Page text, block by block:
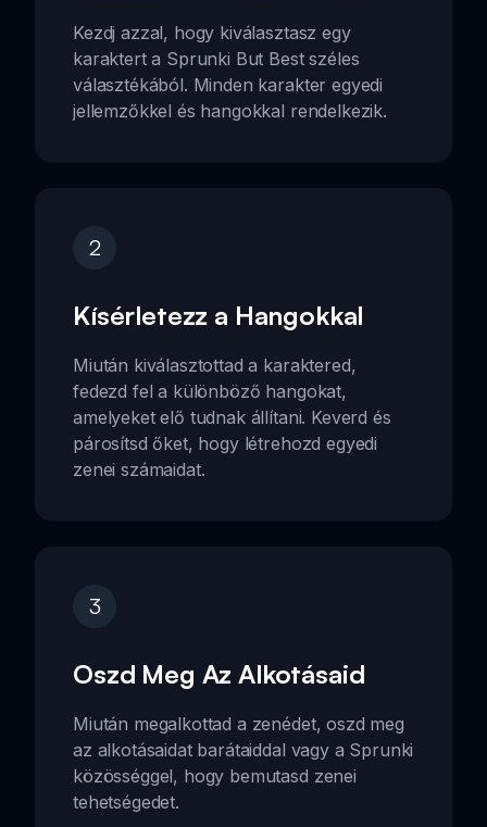
Kezdj azzal, hogy kiválasztasz egy
karaktert a Sprunki But Best széles
választékából. Minden karakter egyedi
jellemzőkkel és hangokkal rendelkezik.
2
Kísérletezz a Hangokkal
Miután kiválasztottad a karaktered,
fedezd fel a különböző hangokat,
amelyeket elő tudnak állítani. Keverd és
párosítsd őket, hogy létrehozd egyedi
zenei számaidat.
3
Oszd Meg Az Alkotásaid
Miután megalkottad a zenédet, oszd meg
az alkotásaidat barátaiddal vagy a Sprunki
közösséggel, hogy bemutasd zenei
tehetségedet.